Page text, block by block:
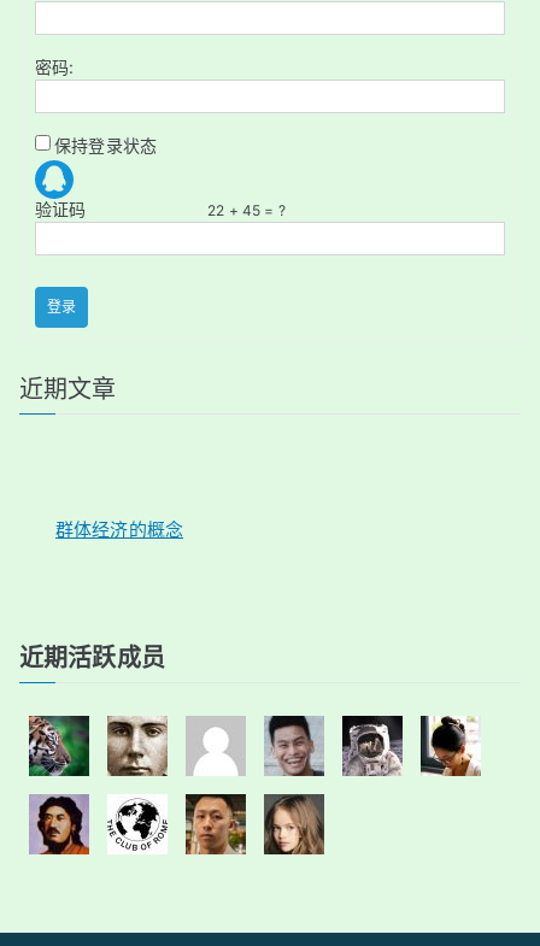
密码:
保持登录状态
验证码 22 + 45 = ?
登录
近期文章
群体经济的概念
近期活跃成员